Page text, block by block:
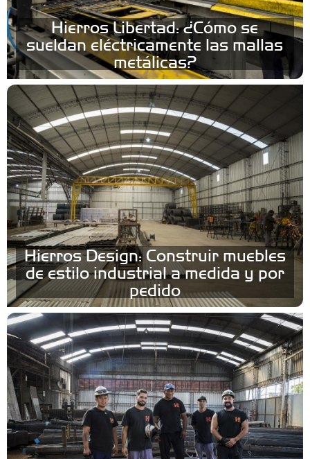
Hierros Libertad: ¿Cómo se
sueldan eléctricamente las mallas
metálicas?
Hierros Design: Construir muebles
de estilo industrial a medida y por
pedido